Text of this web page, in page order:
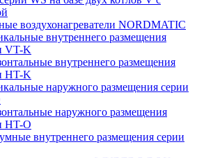
воздухонагреватели NORDMATIC
внутреннего размещения
VT-K
внутреннего размещения
HT-K
наружного размещения серии
наружного размещения
HT-O
внутреннего размещения серии